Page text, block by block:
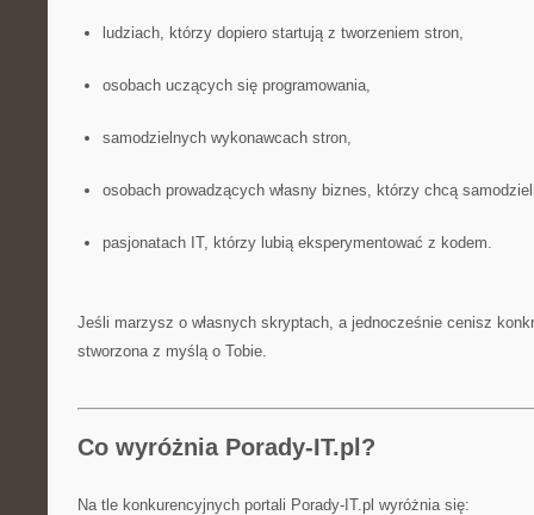
ludziach, którzy dopiero startują z tworzeniem stron,
osobach uczących się programowania,
samodzielnych wykonawcach stron,
osobach prowadzących własny biznes, którzy chcą
pasjonatach IT, którzy lubią eksperymentować z kodem.
Jeśli marzysz o własnych skryptach, a jednocześnie cenisz
stworzona z myślą o Tobie.
Co wyróżnia Porady-IT.pl?
Na tle konkurencyjnych portali Porady-IT.pl wyróżnia się: